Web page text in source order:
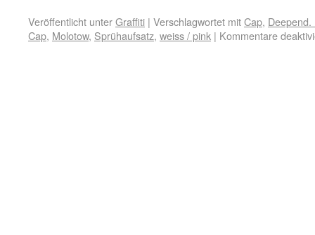
Veröffentlicht unterGraffiti | Verschlagwortet mitCap,
Cap, Molotow, Sprühaufsatz, weiss / pink | Kommentare